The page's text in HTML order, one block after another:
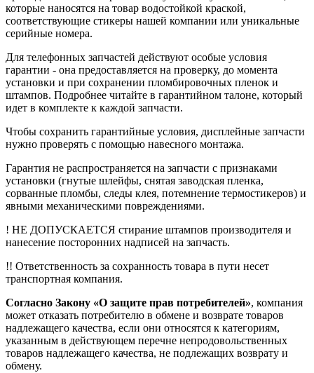
которые наносятся на товар водостойкой краской,
соответствующие стикеры нашей компании или уникальные
серийные номера.
Для телефонных запчастей действуют особые условия
гарантии - она предоставляется на проверку, до момента
установки и при сохранении пломбировочных пленок и
штампов. Подробнее читайте в гарантийном талоне, который
идет в комплекте к каждой запчасти.
Чтобы сохранить гарантийные условия, дисплейные запчасти
нужно проверять с помощью навесного монтажа.
Гарантия не распространяется на запчасти с признаками
установки (гнутые шлейфы, снятая заводская пленка,
сорванные пломбы, следы клея, потемнение термостикеров) и
явными механическими повреждениями.
! НЕ ДОПУСКАЕТСЯ стирание штампов производителя и
нанесение посторонних надписей на запчасть.
!! Ответственность за сохранность товара в пути несет
транспортная компания.
Согласно Закону «О защите прав потребителей», компания
может отказать потребителю в обмене и возврате товаров
надлежащего качества, если они относятся к категориям,
указанным в действующем перечне непродовольственных
товаров надлежащего качества, не подлежащих возврату и
обмену.